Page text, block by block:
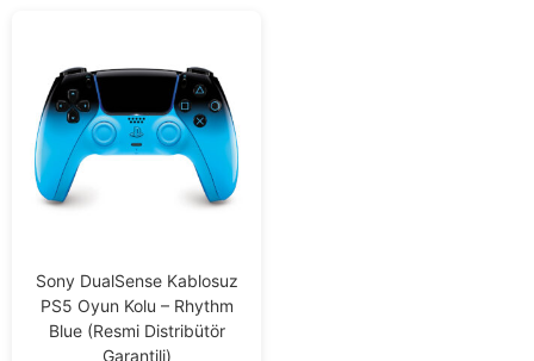
Sony DualSense Kablosuz
PS5 Oyun Kolu – Rhythm
Blue (Resmi Distribütör
Garantili)